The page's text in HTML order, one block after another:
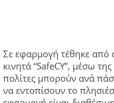
Σε εφαρμογή τέθηκε από
κινητά “SafeCY”, μέσω
πολίτες μπορούν ανά
να εντοπίσουν το